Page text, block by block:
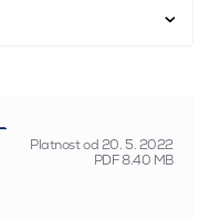
Platnost od20. 5. 2022
PDF8.40 MB